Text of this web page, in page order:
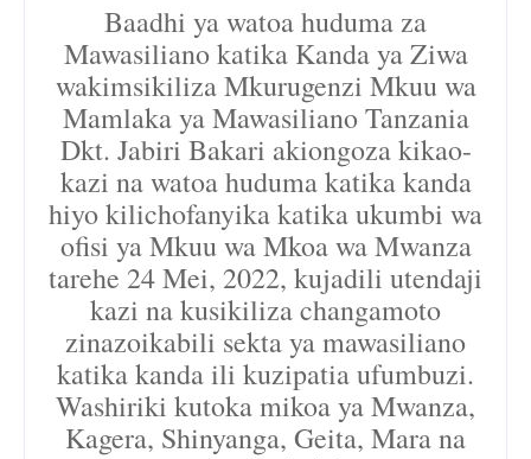
Baadhi ya watoa huduma za
Mawasiliano katika Kanda ya Ziwa
wakimsikiliza Mkurugenzi Mkuu wa
Mamlaka ya Mawasiliano Tanzania
Dkt. Jabiri Bakari akiongoza kikao-
kazi na watoa huduma katika kanda
hiyo kilichofanyika katika ukumbi wa
ofisi ya Mkuu wa Mkoa wa Mwanza
tarehe 24 Mei, 2022, kujadili utendaji
kazi na kusikiliza changamoto
zinazoikabili sekta ya mawasiliano
katika kanda ili kuzipatia ufumbuzi.
Washiriki kutoka mikoa ya Mwanza,
Kagera, Shinyanga, Geita, Mara na